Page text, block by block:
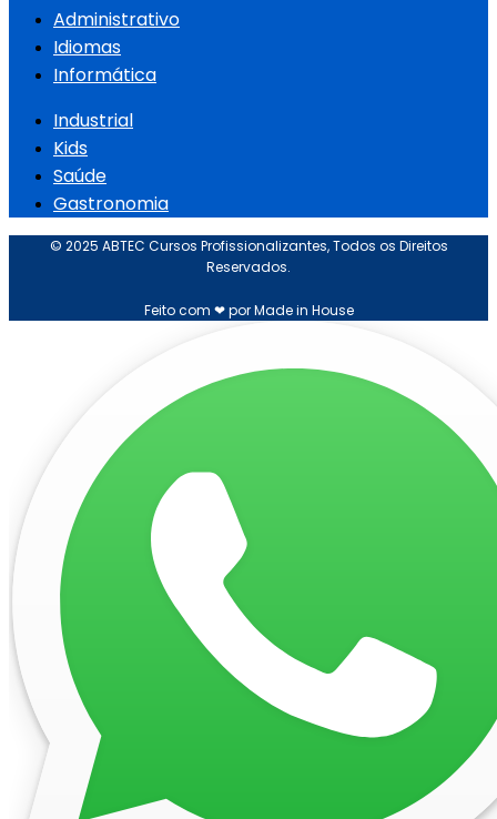
Administrativo
Idiomas
Informática
Industrial
Kids
Saúde
Gastronomia
© 2025 ABTEC Cursos Profissionalizantes, Todos os Direitos
Reservados.
Feito com ❤ por Made in House